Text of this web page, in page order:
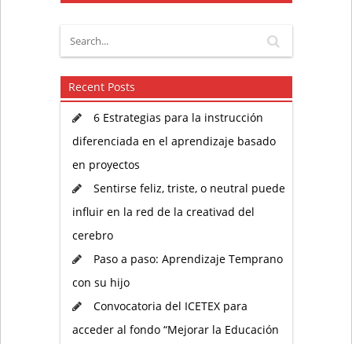
Recent Posts
6 Estrategias para la instrucción
diferenciada en el aprendizaje basado
en proyectos
Sentirse feliz, triste, o neutral puede
influir en la red de la creativad del
cerebro
Paso a paso: Aprendizaje Temprano
con su hijo
Convocatoria del ICETEX para
acceder al fondo “Mejorar la Educación